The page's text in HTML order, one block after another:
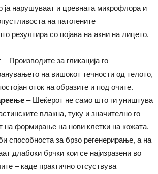
ја нарушуваат и цревната микрофлора и
на патогените
резултира со појава на акни на лицето.
– Производите за гликација го
на вишокот течности од телото,
оток на образите и под очите.
– Шеќерот не само што ги уништува
влакна, туку и значително го
на формирање на нови клетки на кожата.
способноста за брзо регенерирање, а на
длабоки брчки кои се најизразени во
– каде практично отсуствува